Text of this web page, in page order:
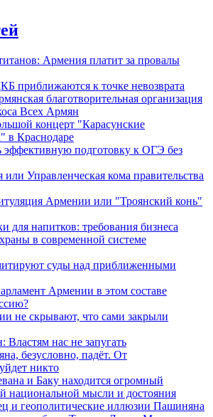
Армения платит за провалы
приближаются к точке невозврата
благотворительная организация
Всех Армян
концерт "Карасунские
в Краснодаре
эффективную подготовку к ОГЭ без
или Управленческая кома правительства
Армении или "Троянский конь"
для напитков: требования бизнеса
в современной системе
суды над приближенными
Армении в этом составе
не скрывают, что сами закрыли
Властям нас не запугать
безусловно, падёт. От
никто
и Баку находится огромный
национальной мысли и достояния
и геополитические иллюзии Пашиняна